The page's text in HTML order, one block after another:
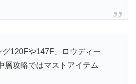
120Fや147F、ロウディー
層攻略ではマストアイテム